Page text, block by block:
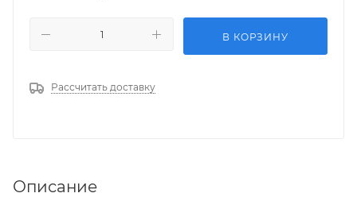
В КОРЗИНУ
Рассчитать доставку
Описание